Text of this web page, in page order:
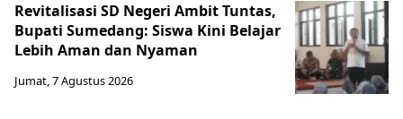
Revitalisasi SD Negeri Ambit Tuntas,
Bupati Sumedang: Siswa Kini Belajar
Lebih Aman dan Nyaman
Jumat, 7 Agustus 2026